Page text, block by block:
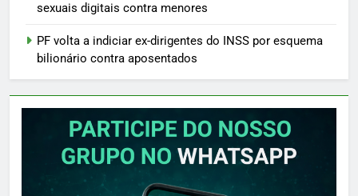
sexuais digitais contra menores
PF volta a indiciar ex-dirigentes do INSS por esquema
bilionário contra aposentados